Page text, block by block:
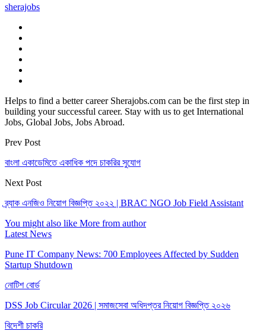
sherajobs
Helps to find a better career Sherajobs.com can be the first step in
building your successful career. Stay with us to get International
Jobs, Global Jobs, Jobs Abroad.
Prev Post
বাংলা একাডেমিতে একাধিক পদে চাকরির সুযোগ
Next Post
ব্র্যাক এনজিও নিয়োগ বিজ্ঞপ্তি ২০২২ | BRAC NGO Job Field Assistant
You might also like More from author
Latest News
Pune IT Company News: 700 Employees Affected by Sudden
Startup Shutdown
নোটিশ বোর্ড
DSS Job Circular 2026 | সমাজসেবা অধিদপ্তর নিয়োগ বিজ্ঞপ্তি ২০২৬
বিদেশী চাকরি